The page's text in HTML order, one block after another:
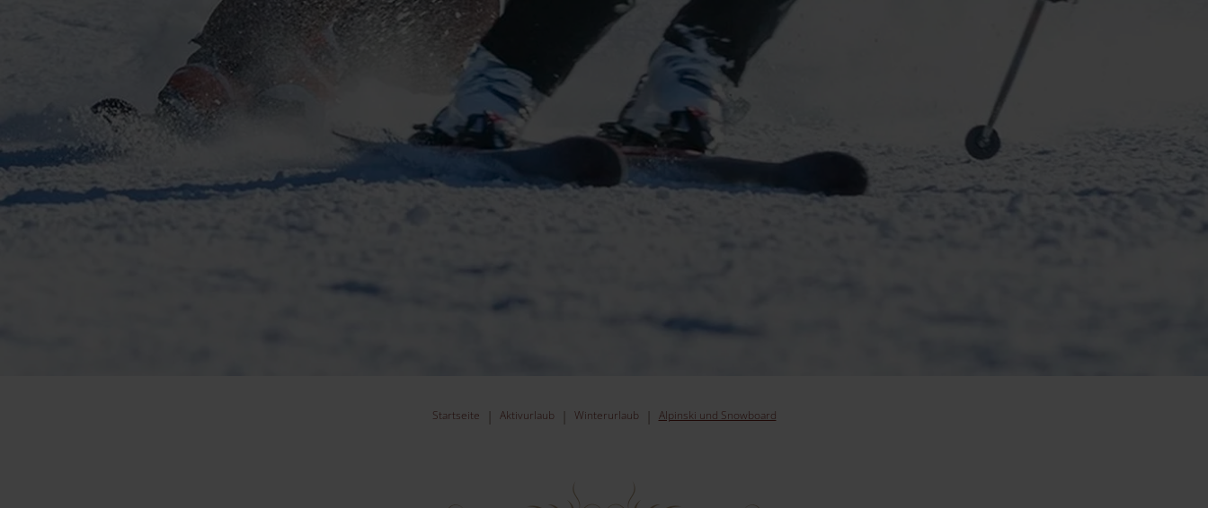
Startseite Aktivurlaub Winterurlaub Alpinski und Snowboard